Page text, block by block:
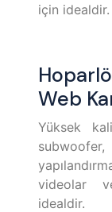
için idealdir.
Web
Yüksek
videolar
idealdir.